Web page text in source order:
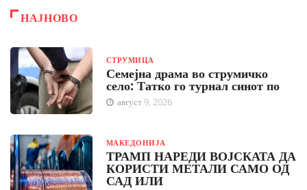
НАЈНОВО
СТРУМИЦА
Семејна драма во струмичко
село: Татко го турнал синот по
август 9, 2026
МАКЕДОНИЈА
ТРАМП НАРЕДИ ВОЈСКАТА ДА
КОРИСТИ МЕТАЛИ САМО ОД
САД ИЛИ